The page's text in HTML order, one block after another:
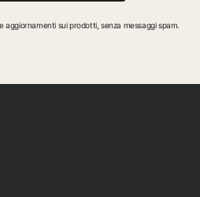
aggiornamenti sui prodotti, senza messaggi spam.